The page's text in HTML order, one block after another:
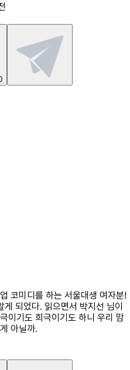
코미디를 하는 서울대생 여자분!
되었다. 읽으면서 박지선 님이
이기도 희극이기도 하니 우리 맘
아닐까.